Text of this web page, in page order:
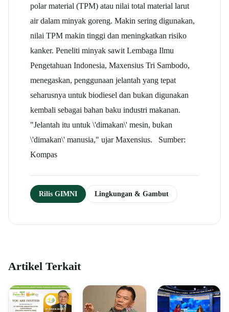
polar material (TPM) atau nilai total material larut
air dalam minyak goreng. Makin sering digunakan,
nilai TPM makin tinggi dan meningkatkan risiko
kanker. Peneliti minyak sawit Lembaga Ilmu
Pengetahuan Indonesia, Maxensius Tri Sambodo,
menegaskan, penggunaan jelantah yang tepat
seharusnya untuk biodiesel dan bukan digunakan
kembali sebagai bahan baku industri makanan.
"Jelantah itu untuk \'dimakan\' mesin, bukan
\'dimakan\' manusia," ujar Maxensius. Sumber:
Kompas
Rilis GIMNI Lingkungan & Gambut
Artikel Terkait